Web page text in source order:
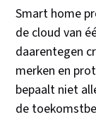
Smart home
de cloud van
daarentegen
merken en
bepaalt niet
de